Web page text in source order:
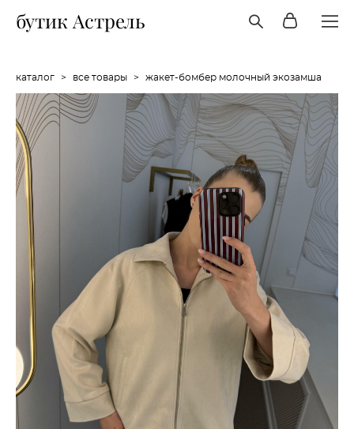
бутик Астрель
каталог > все товары > жакет-бомбер молочный экозамша